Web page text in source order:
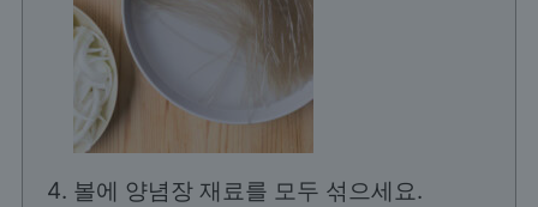
볼에 양념장 재료를 모두 섞으세요.